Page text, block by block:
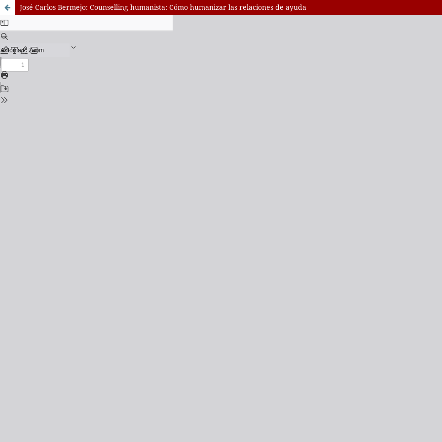
José Carlos Bermejo: Counselling humanista: Cómo humanizar las relaciones de ayuda